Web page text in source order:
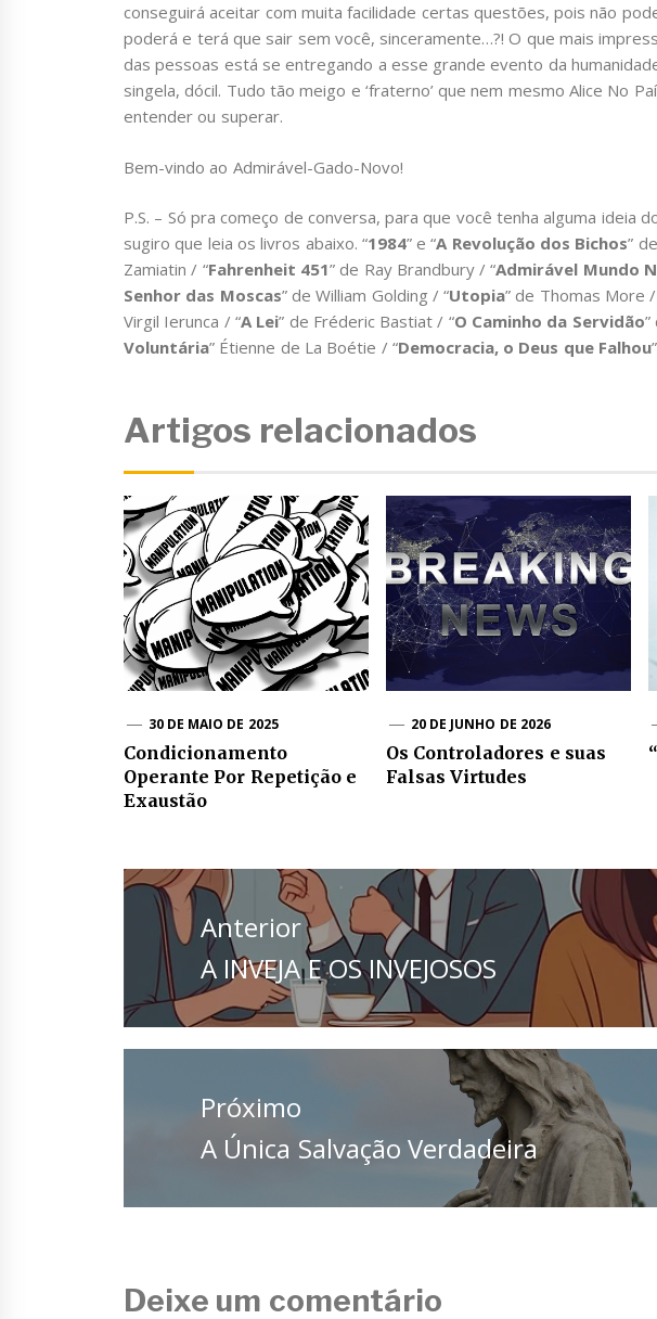
conseguirá aceitar com muita facilidade certas questões, pois não
poderá e terá que sair sem você, sinceramente…?! O que mais
das pessoas está se entregando a esse grande evento da
singela, dócil. Tudo tão meigo e ‘fraterno’ que nem mesmo Alice No
entender ou superar.
Bem-vindo ao Admirável-Gado-Novo!
P.S. – Só pra começo de conversa, para que você tenha alguma ideia
sugiro que leia os livros abaixo. “1984” e “A Revolução dos Bichos”
Zamiatin / “Fahrenheit 451” de Ray Brandbury / “Admirável Mundo
Senhor das Moscas” de William Golding / “Utopia” de Thomas More /
Virgil Ierunca / “A Lei” de Fréderic Bastiat / “O Caminho da Servidão
Voluntária” Étienne de La Boétie / “Democracia, o Deus que Falhou
Artigos relacionados
30 DE MAIO DE 2025
Condicionamento
Operante Por Repetição e
Exaustão
20 DE JUNHO DE 2026
Os Controladores e suas
Falsas Virtudes
Navegação
de
Post
Anterior
Anterior
A INVEJA E OS INVEJOSOS
Próximo
Próximo
A Única Salvação Verdadeira
Deixe um comentário